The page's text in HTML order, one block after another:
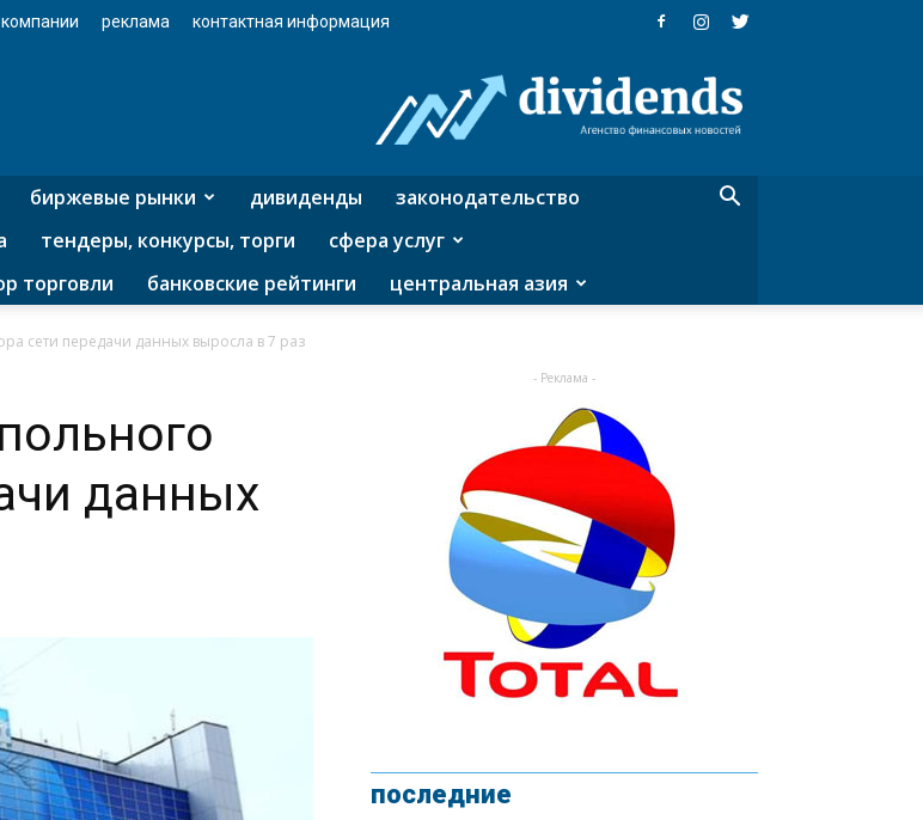
реклама контактная информация
агентство
финансовых
биржевые рынки дивиденды
законодательство
тендеры, конкурсы, торги
сфера услуг
торговли банковские рейтинги центральная азия
сети передачи данных выросла в 7 раз
данных
- Реклама -
последние